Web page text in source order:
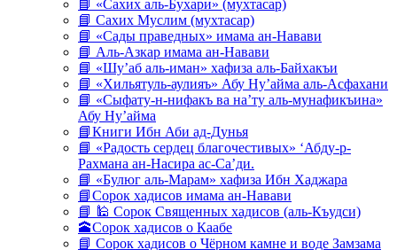
📘 «Сахих аль-Бухари» (мухтасар)
📘 Сахих Муслим (мухтасар)
📘 «Сады праведных» имама ан-Навави
📘 Аль-Азкар имама ан-Навави
📘 «Шу’аб аль-иман» хафиза аль-Байхакъи
📘 «Хильятуль-аулияъ» Абу Ну’айма аль-Асфахани
📘 «Сыфату-н-нифакъ ва на’ту аль-мунафикъина»
Абу Ну’айма
📘Книги Ибн Аби ад-Дунья
📘 «Радость сердец благочестивых» ‘Абду-р-
Рахмана ан-Насира ас-Са’ди.
📘 «Булюг аль-Марам» хафиза Ибн Хаджара
📘Сорок хадисов имама ан-Навави
📘 🕌 Сорок Священных хадисов (аль-Къудси)
🕋Сорок хадисов о Каабе
📘 Сорок хадисов о Чёрном камне и воде Замзама